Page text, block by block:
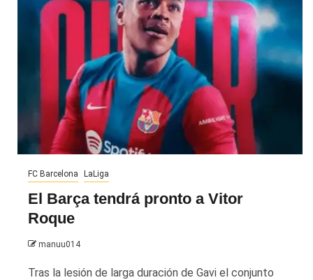
FC Barcelona LaLiga
El Barça tendrá pronto a Vitor
Roque
manuu014
Tras la lesión de larga duración de Gavi el conjunto